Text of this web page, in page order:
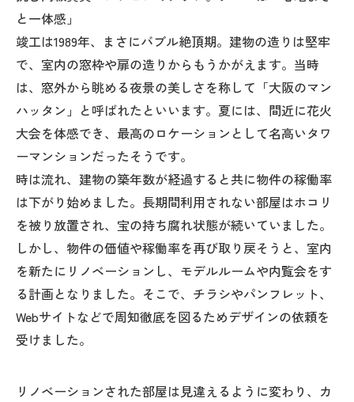
と一体感」
竣工は1989年、まさにバブル絶頂期。建物の造りは堅牢
で、室内の窓枠や扉の造りからもうかがえます。当時
は、窓外から眺める夜景の美しさを称して「大阪のマン
ハッタン」と呼ばれたといいます。夏には、間近に花火
大会を体感でき、最高のロケーションとして名高いタワ
ーマンションだったそうです。
時は流れ、建物の築年数が経過すると共に物件の稼働率
は下がり始めました。長期間利用されない部屋はホコリ
を被り放置され、宝の持ち腐れ状態が続いていました。
しかし、物件の価値や稼働率を再び取り戻そうと、室内
を新たにリノベーションし、モデルルームや内覧会をす
る計画となりました。そこで、チラシやパンフレット、
Webサイトなどで周知徹底を図るためデザインの依頼を
受けました。
リノベーションされた部屋は見違えるように変わり、カ